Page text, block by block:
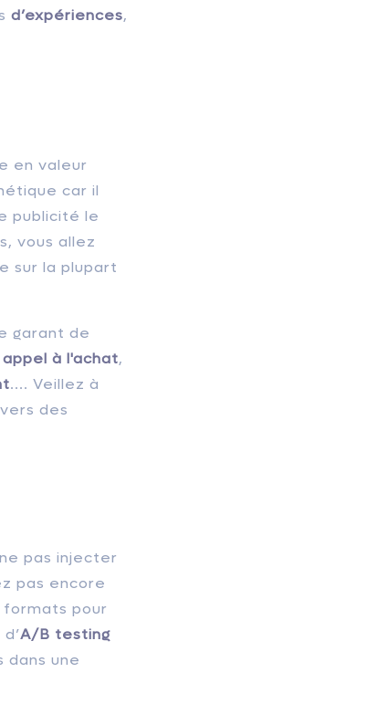
d’expériences,
en valeur
car il
publicité le
vous allez
sur la plupart
garant de
appel à l'achat,
.... Veillez à
des
pas injecter
pas encore
pour
A/B testing
dans une